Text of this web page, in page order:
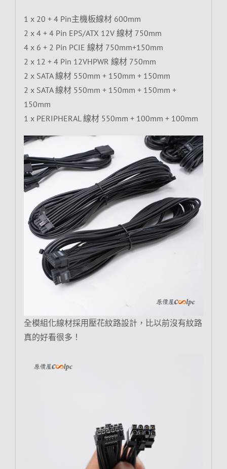
1 x 20 + 4 Pin主機板線材 600mm
2 x 4 + 4 Pin EPS/ATX 12V 線材 750mm
4 x 6 + 2 Pin PCIE 線材 750mm+150mm
2 x 12 + 4 Pin 12VHPWR 線材 750mm
2 x SATA 線材 550mm + 150mm + 150mm
2 x SATA 線材 550mm + 150mm + 150mm +
150mm
1 x PERIPHERAL 線材 550mm + 100mm + 100mm
全模組化線材採用壓花紋路設計，比以前沒有紋路
真的好看很多！